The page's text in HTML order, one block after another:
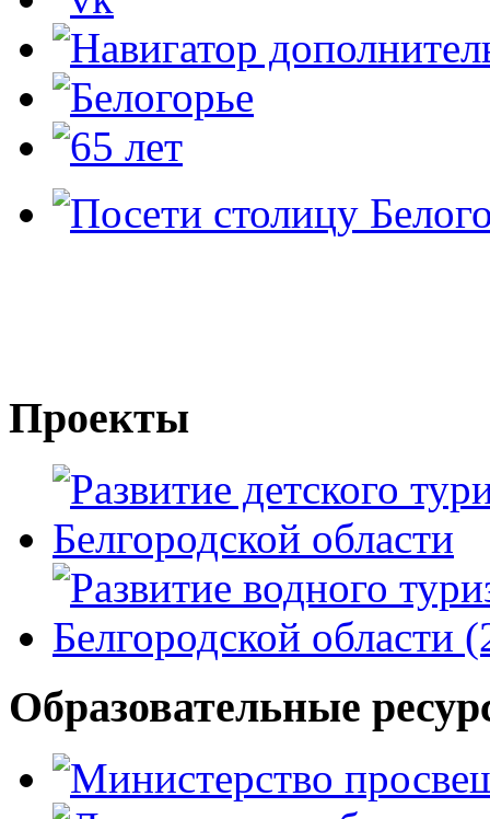
Проекты
Образовательные